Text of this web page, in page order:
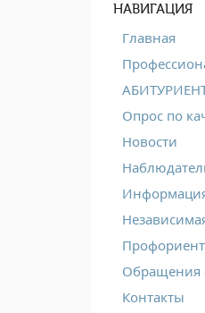
НАВИГАЦИЯ
Главная
Опрос по
Новости
Обращения
Контакты